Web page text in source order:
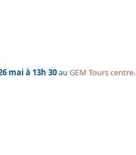
mai à 13h 30 au GEM Tours centre.